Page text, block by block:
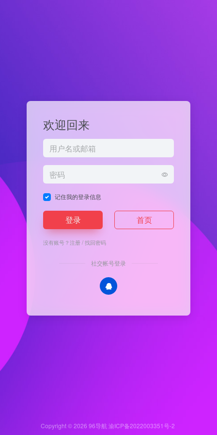
欢迎回来
记住我的登录信息
登录 首页
没有账号？注册/找回密码
社交帐号登录
Copyright © 2026 96导航 渝ICP备2022003351号-2